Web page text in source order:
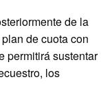
de la
de cuota con
permitirá sustentar
los